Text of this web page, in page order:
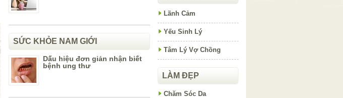
SỨC KHỎE NAM GIỚI
Dấu hiệu đơn giản nhận biết
bệnh ung thư
Lãnh Cảm
Yếu Sinh Lý
Tâm Lý Vợ Chồng
LÀM ĐẸP
Chăm Sóc Da